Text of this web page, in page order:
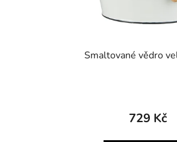
Smaltované vědro
729 Kč